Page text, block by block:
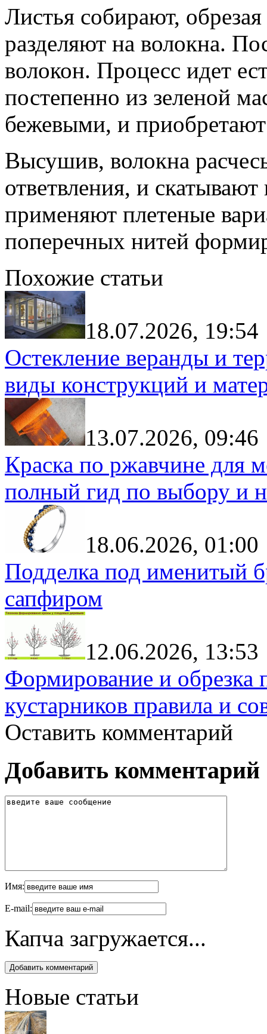
Листья собирают,
разделяют на волокна.
волокон. Процесс идет
постепенно из зеленой
бежевыми, и
Высушив, волокна
ответвления, и
применяют плетеные
поперечных нитей
Похожие статьи
18.07.2026, 19:54
Остекление веранды и
виды конструкций и
13.07.2026, 09:46
Краска по ржавчине для
полный гид по выбору и
18.06.2026, 01:00
Подделка под именитый
сапфиром
12.06.2026, 13:53
Формирование и обрезка
кустарников правила и
Оставить комментарий
Добавить комментарий
Имя:
E-mail:
Капча загружается...
Новые статьи